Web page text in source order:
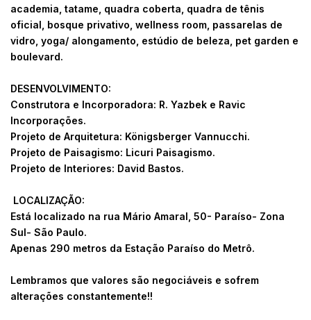
academia, tatame, quadra coberta, quadra de tênis
oficial, bosque privativo, wellness room, passarelas de
vidro, yoga/ alongamento, estúdio de beleza, pet garden e
boulevard.
DESENVOLVIMENTO:
Construtora e Incorporadora: R. Yazbek e Ravic
Incorporações.
Projeto de Arquitetura: Königsberger Vannucchi.
Projeto de Paisagismo: Licuri Paisagismo.
Projeto de Interiores: David Bastos.
LOCALIZAÇÃO:
Está localizado na rua Mário Amaral, 50- Paraíso- Zona
Sul- São Paulo.
Apenas 290 metros da Estação Paraíso do Metrô.
Lembramos que valores são negociáveis e sofrem
alterações constantemente!!